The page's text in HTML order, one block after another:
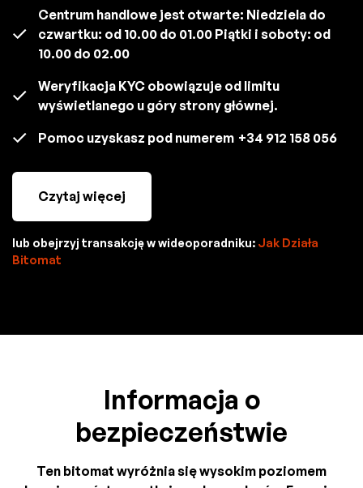
Centrum handlowe jest otwarte: Niedziela do
czwartku: od 10.00 do 01.00 Piątki i soboty: od
10.00 do 02.00
Weryfikacja KYC obowiązuje od limitu
wyświetlanego u góry strony głównej.
Pomoc uzyskasz pod numerem +34 912 158 056
Czytaj więcej
lub obejrzyj transakcję w wideoporadniku: Jak Działa
Bitomat
Informacja o
bezpieczeństwie
Ten bitomat wyróżnia się wysokim poziomem